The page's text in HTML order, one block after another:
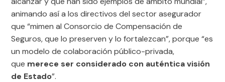
animando así a los directivos del sector asegurador
que “mimen al Consorcio de Compensación de
Seguros, que lo preserven y lo fortalezcan”, porque “es
un modelo de colaboración público-privada,
que merece ser considerado con auténtica visión
de Estado”.